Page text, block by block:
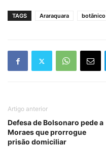
TAGS Araraquara botãnico
Artigo anterior
Defesa de Bolsonaro pede a
Moraes que prorrogue
prisão domiciliar